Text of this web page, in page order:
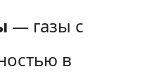
— газы с
в